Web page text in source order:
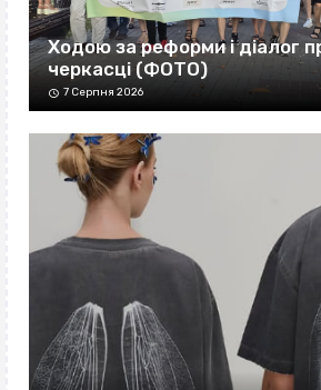
Ходою за реформи і діалог
черкасці (ФОТО)
7 Серпня 2026